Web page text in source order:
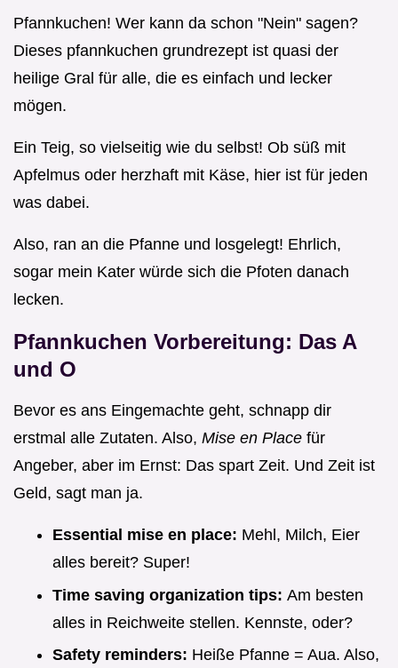
Pfannkuchen! Wer kann da schon "Nein" sagen?
Dieses pfannkuchen grundrezept ist quasi der
heilige Gral für alle, die es einfach und lecker
mögen.
Ein Teig, so vielseitig wie du selbst! Ob süß mit
Apfelmus oder herzhaft mit Käse, hier ist für jeden
was dabei.
Also, ran an die Pfanne und losgelegt! Ehrlich,
sogar mein Kater würde sich die Pfoten danach
lecken.
Pfannkuchen Vorbereitung: Das A
und O
Bevor es ans Eingemachte geht, schnapp dir
erstmal alle Zutaten. Also, Mise en Place für
Angeber, aber im Ernst: Das spart Zeit. Und Zeit ist
Geld, sagt man ja.
Essential mise en place: Mehl, Milch, Eier
alles bereit? Super!
Time saving organization tips: Am besten
alles in Reichweite stellen. Kennste, oder?
Safety reminders: Heiße Pfanne = Aua. Also,